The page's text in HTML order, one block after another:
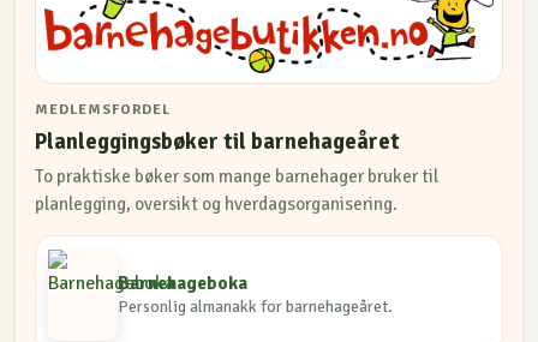
MEDLEMSFORDEL
Planleggingsbøker til barnehageåret
To praktiske bøker som mange barnehager bruker til
planlegging, oversikt og hverdagsorganisering.
Barnehageboka
Personlig almanakk for barnehageåret.